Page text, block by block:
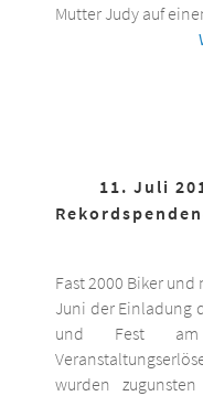
Mutter Judy auf
11. Juli
Fast 2000 Biker und
Juni der Einladung
und Fest am
wurden